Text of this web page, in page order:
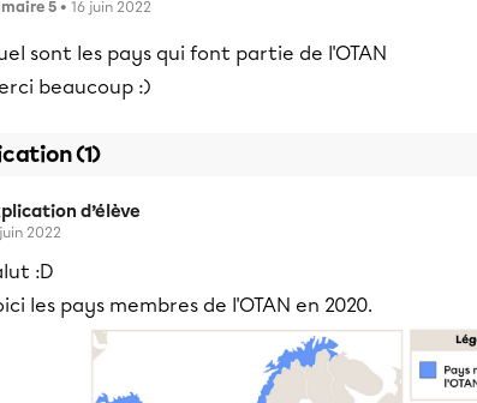
5 • 16 juin 2022
sont les pays qui font partie de l'OTAN
beaucoup :)
(1)
d’élève
2022
:D
les pays membres de l'OTAN en 2020.